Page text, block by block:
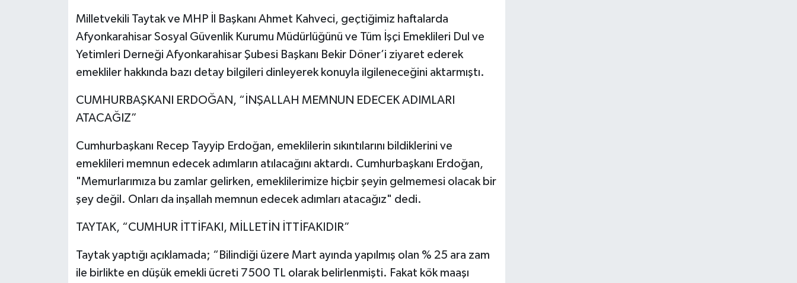
Milletvekili Taytak ve MHP İl Başkanı Ahmet Kahveci, geçtiğimiz haftalarda
Afyonkarahisar Sosyal Güvenlik Kurumu Müdürlüğünü ve Tüm İşçi Emeklileri Dul ve
Yetimleri Derneği Afyonkarahisar Şubesi Başkanı Bekir Döner’i ziyaret ederek
emekliler hakkında bazı detay bilgileri dinleyerek konuyla ilgileneceğini aktarmıştı.
CUMHURBAŞKANI ERDOĞAN, “İNŞALLAH MEMNUN EDECEK ADIMLARI
ATACAĞIZ”
Cumhurbaşkanı Recep Tayyip Erdoğan, emeklilerin sıkıntılarını bildiklerini ve
emeklileri memnun edecek adımların atılacağını aktardı. Cumhurbaşkanı Erdoğan,
"Memurlarımıza bu zamlar gelirken, emeklilerimize hiçbir şeyin gelmemesi olacak bir
şey değil. Onları da inşallah memnun edecek adımları atacağız" dedi.
TAYTAK, “CUMHUR İTTİFAKI, MİLLETİN İTTİFAKIDIR”
Taytak yaptığı açıklamada; “Bilindiği üzere Mart ayında yapılmış olan % 25 ara zam
ile birlikte en düşük emekli ücreti 7500 TL olarak belirlenmişti. Fakat kök maaşı